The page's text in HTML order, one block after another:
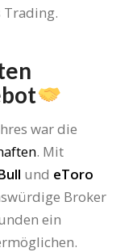
Trading.
war die
. Mit
und eToro
Broker
ein